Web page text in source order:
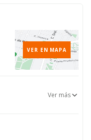
VER EN MAPA
Ver más